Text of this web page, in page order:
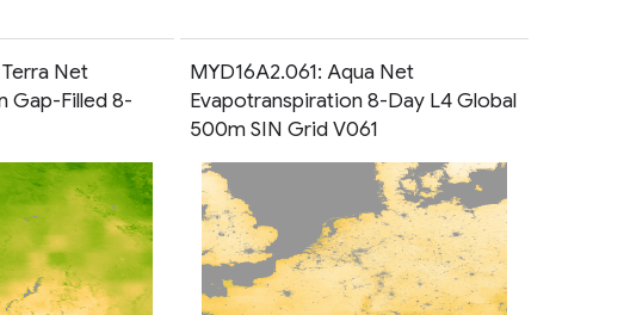
Net
Gap-Filled 8-
MYD16A2.061: Aqua Net
Evapotranspiration 8-Day L4 Global
500m SIN Grid V061